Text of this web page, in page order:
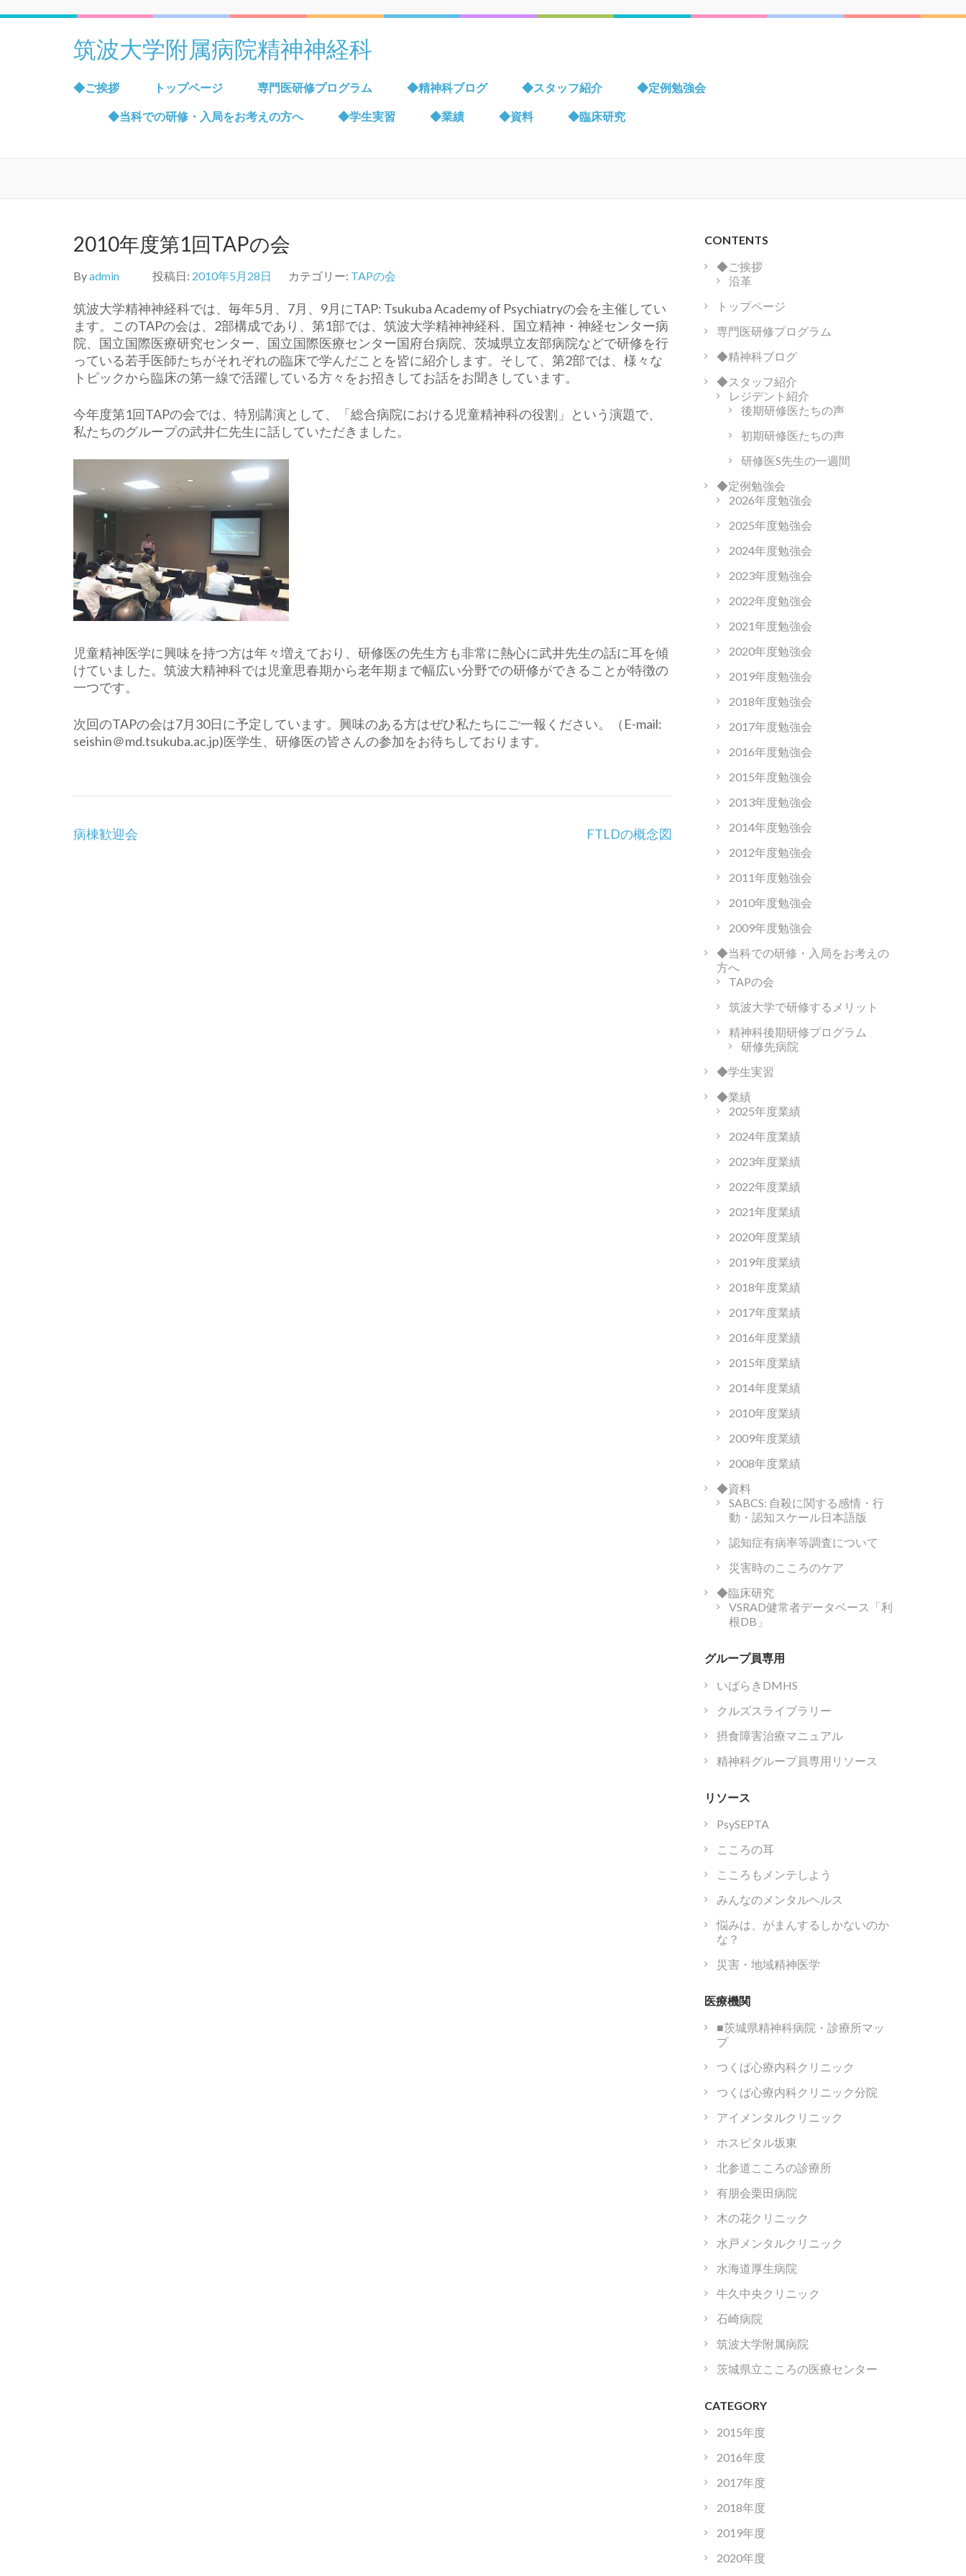
筑波大学附属病院精神神経科
◆ご挨拶 トップページ 専門医研修プログラム ◆精神科ブログ ◆スタッフ紹介 ◆定例勉強会
◆当科での研修・入局をお考えの方へ ◆学生実習 ◆業績 ◆資料 ◆臨床研究
2010年度第1回TAPの会
Byadmin 投稿日: 2010年5月28日 カテゴリー: TAPの会
筑波大学精神神経科では、毎年5月、7月、9月にTAP: Tsukuba Academyof Psychiatryの会を主催してい
ます。このTAPの会は、2部構成であり、第1部では、筑波大学精神神経科、国立精神・神経センター病
院、国立国際医療研究センター、国立国際医療センター国府台病院、茨城県立友部病院などで研修を行
っている若手医師たちがそれぞれの臨床で学んだことを皆に紹介します。そして、第2部では、様々な
トピックから臨床の第一線で活躍している方々をお招きしてお話をお聞きしています。
今年度第1回TAPの会では、特別講演として、「総合病院における児童精神科の役割」という演題で、
私たちのグループの武井仁先生に話していただきました。
児童精神医学に興味を持つ方は年々増えており、研修医の先生方も非常に熱心に武井先生の話に耳を傾
けていました。筑波大精神科では児童思春期から老年期まで幅広い分野での研修ができることが特徴の
一つです。
次回のTAPの会は7月30日に予定しています。興味のある方はぜひ私たちにご一報ください。（E-mail:
seishin＠md.tsukuba.ac.jp)医学生、研修医の皆さんの参加をお待ちしております。
投
病棟歓迎会 FTLDの概念図
CONTENTS
◆ご挨拶
沿革
トップページ
専門医研修プログラム
◆精神科ブログ
◆スタッフ紹介
レジデント紹介
後期研修医たちの声
初期研修医たちの声
研修医S先生の一週間
◆定例勉強会
2026年度勉強会
2025年度勉強会
2024年度勉強会
2023年度勉強会
2022年度勉強会
2021年度勉強会
2020年度勉強会
2019年度勉強会
2018年度勉強会
2017年度勉強会
2016年度勉強会
2015年度勉強会
2013年度勉強会
2014年度勉強会
2012年度勉強会
2011年度勉強会
2010年度勉強会
2009年度勉強会
◆当科での研修・入局をお考えの
方へ
TAPの会
筑波大学で研修するメリット
精神科後期研修プログラム
研修先病院
◆学生実習
◆業績
2025年度業績
2024年度業績
2023年度業績
2022年度業績
2021年度業績
2020年度業績
2019年度業績
2018年度業績
2017年度業績
2016年度業績
2015年度業績
2014年度業績
2010年度業績
2009年度業績
2008年度業績
◆資料
SABCS: 自殺に関する感情・行
動・認知スケール日本語版
認知症有病率等調査について
災害時のこころのケア
◆臨床研究
VSRAD健常者データベース「利
根DB」
グループ員専用
いばらきDMHS
クルズスライブラリー
摂食障害治療マニュアル
精神科グループ員専用リソース
リソース
PsySEPTA
こころの耳
こころもメンテしよう
みんなのメンタルヘルス
悩みは、がまんするしかないのか
な？
災害・地域精神医学
医療機関
■茨城県精神科病院・診療所マッ
プ
つくば心療内科クリニック
つくば心療内科クリニック分院
アイメンタルクリニック
ホスピタル坂東
北参道こころの診療所
有朋会栗田病院
木の花クリニック
水戸メンタルクリニック
水海道厚生病院
牛久中央クリニック
石崎病院
筑波大学附属病院
茨城県立こころの医療センター
CATEGORY
2015年度
2016年度
2017年度
2018年度
2019年度
2020年度